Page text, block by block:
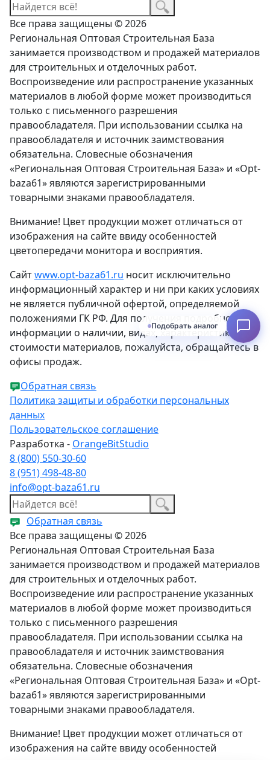
Все права защищены © 2026
Региональная Оптовая Строительная База
занимается производством и продажей материалов
для строительных и отделочных работ.
Воспроизведение или распространение указанных
материалов в любой форме может производиться
только с письменного разрешения
правообладателя. При использовании ссылка на
правообладателя и источник заимствования
обязательна. Словесные обозначения
«Региональная Оптовая Строительная База» и «Opt-
baza61» являются зарегистрированными
товарными знаками правообладателя.
Внимание! Цвет продукции может отличаться от
изображения на сайте ввиду особенностей
цветопередачи монитора и восприятия.
Сайтwww.opt-baza61.ru носит исключительно
информационный характер и ни при каких условиях
не является публичной офертой, определяемой
положениями ГК РФ. Для получения подробной
информации о наличии, видах, характеристиках и
стоимости материалов, пожалуйста, обращайтесь в
офисы продаж.
Обратная связь
Политика защиты и обработки персональных
данных
Пользовательское соглашение
Разработка - OrangeBitStudio
8 (800) 550-30-60
8 (951) 498-48-80
info@opt-baza61.ru
Обратная связь
Все права защищены © 2026
Региональная Оптовая Строительная База
занимается производством и продажей материалов
для строительных и отделочных работ.
Воспроизведение или распространение указанных
материалов в любой форме может производиться
только с письменного разрешения
правообладателя. При использовании ссылка на
правообладателя и источник заимствования
обязательна. Словесные обозначения
«Региональная Оптовая Строительная База» и «Opt-
baza61» являются зарегистрированными
товарными знаками правообладателя.
Внимание! Цвет продукции может отличаться от
изображения на сайте ввиду особенностей
Подобрать аналог